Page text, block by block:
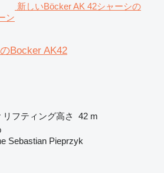
新しいBöcker AK 42シャーシの
ン
Bocker AK42
リフティング高さ
42 m
Sebastian Pieprzyk